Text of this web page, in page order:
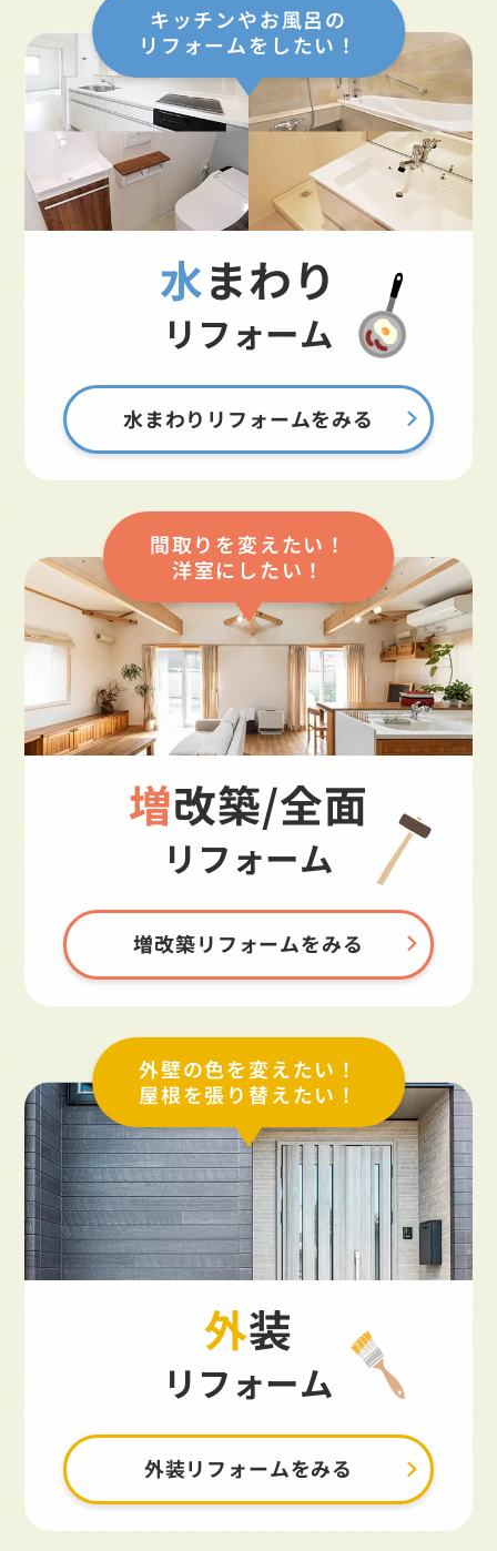
キッチンやお風呂の
リフォームをしたい！
水まわり
リフォーム
水まわりリフォームをみる
間取りを変えたい！
洋室にしたい！
増改築/全面
リフォーム
増改築リフォームをみる
外壁の色を変えたい！
屋根を張り替えたい！
外装
リフォーム
外装リフォームをみる